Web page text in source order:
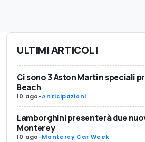
ULTIMI ARTICOLI
Ci sono 3 Aston Martin speciali
Beach
10 ago-Anticipazioni
Lamborghini presenterà due
Monterey
10 ago-Monterey Car Week